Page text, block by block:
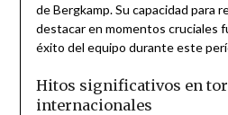
de Bergkamp. Su capacidad para
destacar en momentos cruciales
éxito del equipo durante este
Hitos significativos en
internacionales